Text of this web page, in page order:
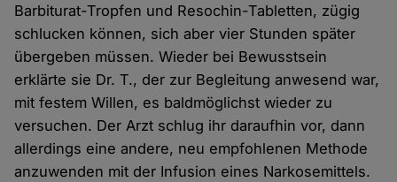
Barbiturat-Tropfen und Resochin-Tabletten, zügig
schlucken können, sich aber vier Stunden später
übergeben müssen. Wieder bei Bewusstsein
erklärte sie Dr. T., der zur Begleitung anwesend war,
mit festem Willen, es baldmöglichst wieder zu
versuchen. Der Arzt schlug ihr daraufhin vor, dann
allerdings eine andere, neu empfohlenen Methode
anzuwenden mit der Infusion eines Narkosemittels.